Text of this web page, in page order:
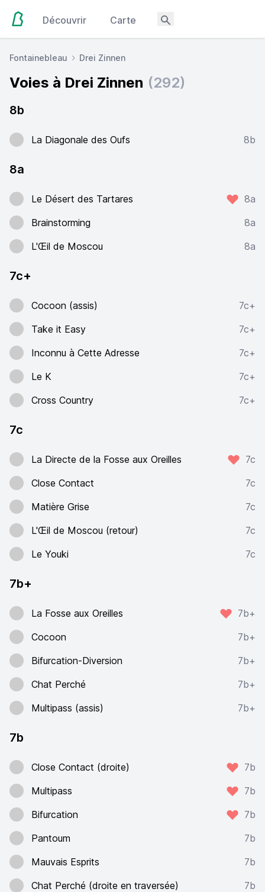
Découvrir Carte
Fontainebleau Drei Zinnen
Voies à Drei Zinnen (292)
8b
La Diagonale des Oufs 8b
8a
Le Désert des Tartares
8a
Brainstorming
8a
L'Œil de Moscou
8a
7c+
Cocoon (assis)
7c+
Take it Easy
7c+
Inconnu à Cette Adresse
7c+
Le K
7c+
Cross Country
7c+
7c
La Directe de la Fosse aux Oreilles
7c
Close Contact
7c
Matière Grise
7c
L'Œil de Moscou (retour)
7c
Le Youki
7c
7b+
La Fosse aux Oreilles
7b+
Cocoon
7b+
Bifurcation-Diversion
7b+
Chat Perché
7b+
Multipass (assis)
7b+
7b
Close Contact (droite)
7b
Multipass
7b
Bifurcation
7b
Pantoum
7b
Mauvais Esprits
7b
Chat Perché (droite en traversée)
7b